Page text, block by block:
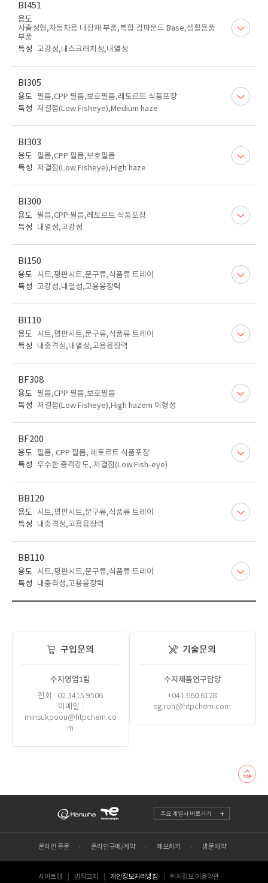
BI451
용도
사출성형,자동차용 내장재 부품,복합 컴파운드 Base,생활용품
부품
특성 고강성,내스크래치성,내열성
BI305
용도 필름,CPP 필름,보호필름,레토르트 식품포장
특성
저결점(Low Fisheye),Medium haze
BI303
용도 필름,CPP 필름,보호필름
특성
저결점(Low Fisheye),High haze
BI300
용도 필름,CPP 필름,레토르트 식품포장
특성
내열성,고강성
BI150
용도
시트,평판시트,문구류,식품류 트레이
특성 고강성,내열성,고용융장력
BI110
용도
시트,평판시트,문구류,식품류 트레이
특성
내충격성,내열성,고용융장력
BF308
용도 필름,CPP 필름,보호필름
특성
저결점(Low Fisheye),High hazem 이형성
BF200
용도 필름, CPP 필름, 레토르트 식품포장
특성 우수한 충격강도, 저결점(Low Fish-eye)
BB120
용도
시트,평판시트,문구류,식품류 트레이
특성
내충격성,고용융장력
BB110
용도
시트,평판시트,문구류,식품류 트레이
특성
내충격성,고용융장력
구입문의
수지영업1팀
전화 : 02.3415.9506
이메일 :
minsukpoou@htpchem.co
m
기술문의
수지제품연구담당
+041.660.6128
sg.roh@htpchem.com
주요 계열사 바로가기
온라인 주문 온라인구매/계약 제보하기 방문예약
사이트맵 법적고지 개인정보처리방침 위치정보 이용약관